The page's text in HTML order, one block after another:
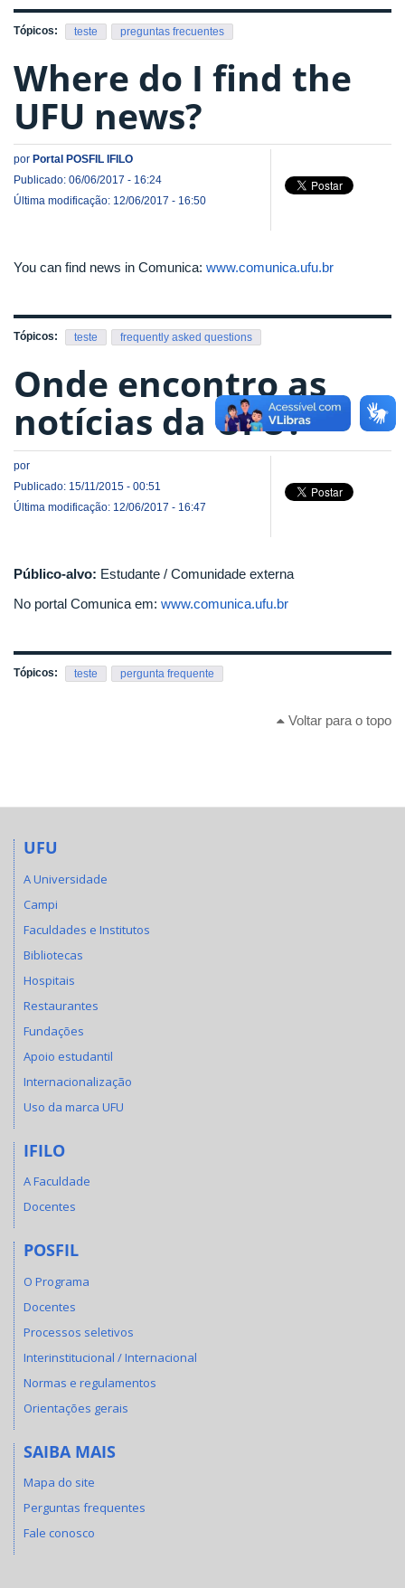
Tópicos: teste preguntas frecuentes
Where do I find the
UFU news?
por Portal POSFIL IFILO
Publicado: 06/06/2017 - 16:24
Última modificação: 12/06/2017 - 16:50
You can find news in Comunica: www.comunica.ufu.br
Tópicos: teste frequently asked questions
Onde encontro as
notícias da UFU?
por
Publicado: 15/11/2015 - 00:51
Última modificação: 12/06/2017 - 16:47
Público-alvo: Estudante / Comunidade externa
No portal Comunica em: www.comunica.ufu.br
Tópicos: teste pergunta frequente
Voltar para o topo
UFU
A Universidade
Campi
Faculdades e Institutos
Bibliotecas
Hospitais
Restaurantes
Fundações
Apoio estudantil
Internacionalização
Uso da marca UFU
IFILO
A Faculdade
Docentes
POSFIL
O Programa
Docentes
Processos seletivos
Interinstitucional / Internacional
Normas e regulamentos
Orientações gerais
SAIBA MAIS
Mapa do site
Perguntas frequentes
Fale conosco